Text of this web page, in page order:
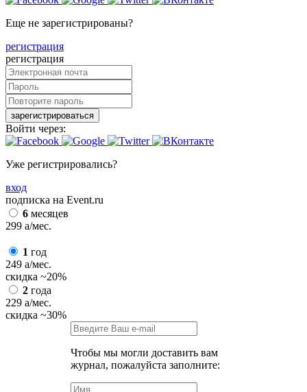
Еще не зарегистрированы?
регистрация
регистрация
зарегистрироваться
Войти через:
Уже регистрировались?
вход
подписка на Event.ru
6 месяцев
299 a/мес.
1 год
249 a/мес.
скидка ~20%
2 года
229 a/мес.
скидка ~30%
Чтобы мы могли доставить вам
журнал, пожалуйста заполните: